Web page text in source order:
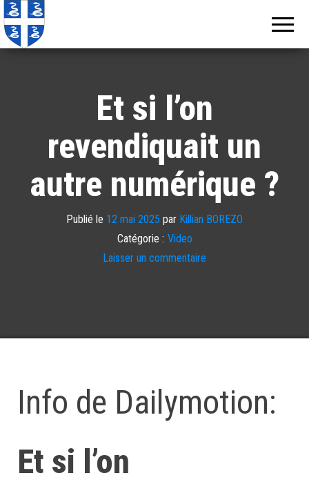
Et si l’on
revendiquait un
autre numérique ?
Publié le 12 mai 2025 par Killian BOREZO
Catégorie : Video
Laisser un commentaire
Info de Dailymotion:
Et si l’on